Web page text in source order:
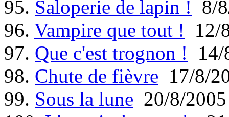
95. Saloperie de lapin ! 8/
96. Vampire que tout ! 12/
97. Que c'est trognon ! 14/
98. Chute de fièvre 17/8/
99. Sous la lune 20/8/2005